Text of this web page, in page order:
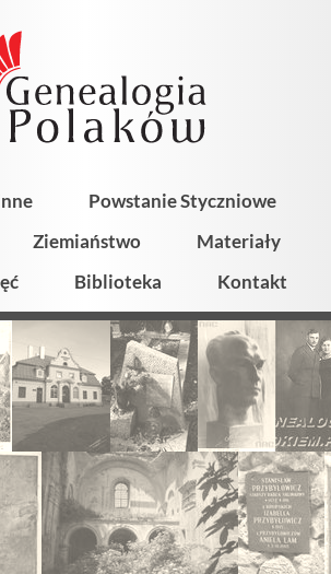
Powstanie Styczniowe
Ziemiaństwo
Materiały
Biblioteka Kontakt